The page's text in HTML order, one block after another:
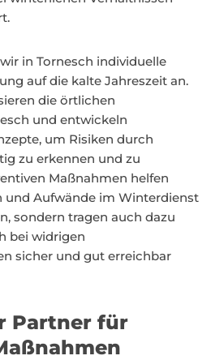
in Tornesch individuelle
auf die kalte Jahreszeit an.
die örtlichen
und entwickeln
um Risiken durch
zu erkennen und zu
Maßnahmen helfen
und Aufwände im Winterdienst
sondern tragen auch dazu
bei widrigen
sicher und gut erreichbar
Partner für